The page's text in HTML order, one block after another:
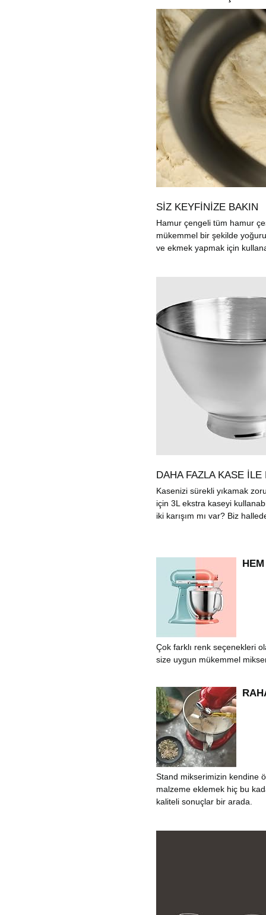
SİZ KEYFİNİZE BAKIN
Hamur çengeli tüm hamur
mükemmel bir şekilde
ve ekmek yapmak için
DAHA FAZLA KASE İLE
Kasenizi sürekli yıkamak
için 3L ekstra kaseyi
iki karışım mı var? Biz
Çok farklı renk seçenekleri
size uygun mükemmel
Stand mikserimizin kendine
malzeme eklemek hiç bu
kaliteli sonuçlar bir arada.